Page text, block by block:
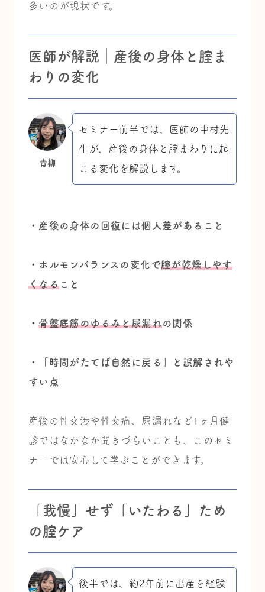
多いのが現状です。
医師が解説｜産後の身体と腟ま
わりの変化
青柳
セミナー前半では、医師の中村先
生が、
産後の身体と腟まわりに起
こる変化を解説します。
・産後の身体の回復には個人差があること
・ホルモンバランスの変化で腟が乾燥しやす
くなること
・骨盤底筋のゆるみと尿漏れの関係
・「時間がたてば自然に戻る」と誤解されや
すい点
産後の性交渉や性交痛、尿漏れなど1ヶ月健
診ではなかなか聞きづらいことも、このセミ
ナーでは 安心して学ぶことができます。
「我慢」せず「いたわる」ため
の腟ケア
後半では、約2年前に出産を経験